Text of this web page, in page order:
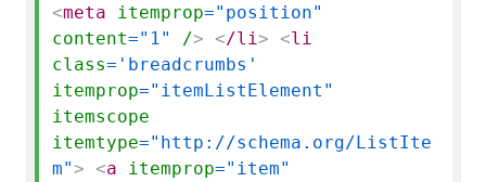
<meta itemprop="position"
content="1" /> </li> <li
class='breadcrumbs'
itemprop="itemListElement"
itemscope
itemtype="http://schema.org/ListIte
m"> <a itemprop="item"